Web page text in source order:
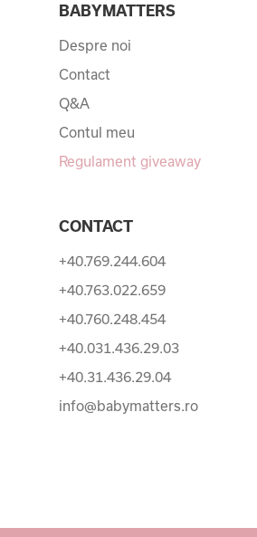
BABYMATTERS
Despre noi
Contact
Q&A
Contul meu
Regulament giveaway
CONTACT
+40.769.244.604
+40.763.022.659
+40.760.248.454
+40.031.436.29.03
+40.31.436.29.04
info@babymatters.ro